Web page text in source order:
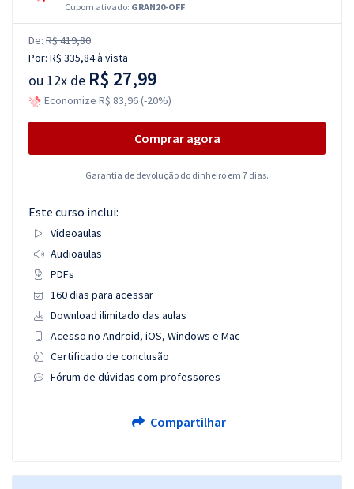
Cupom ativado: GRAN20-OFF
De: R$ 419,80
Por: R$ 335,84à vista
ou 12x de R$ 27,99
Economize R$ 83,96 (-20%)
Comprar agora
Garantia de devolução do dinheiro em 7 dias.
Este curso inclui:
Videoaulas
Audioaulas
PDFs
160 dias para acessar
Download ilimitado das aulas
Acesso no Android, iOS, Windows e Mac
Certificado de conclusão
Fórum de dúvidas com professores
Compartilhar